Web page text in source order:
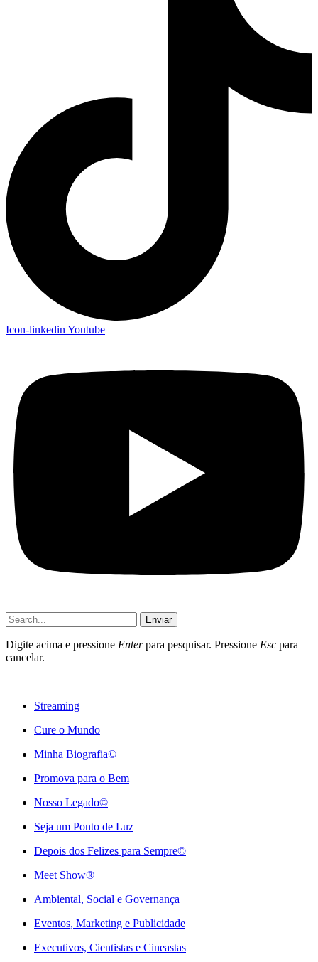
Icon-linkedin Youtube
Enviar
Digite acima e pressione Enterpara pesquisar. Pressione Esc para
cancelar.
Streaming
Cure o Mundo
Minha Biografia©
Promova para o Bem
Nosso Legado©
Seja um Ponto de Luz
Depois dos Felizes para Sempre©️
Meet Show®
Ambiental, Social e Governança
Eventos, Marketing e Publicidade
Executivos, Cientistas e Cineastas